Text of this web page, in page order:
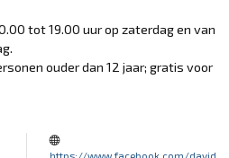
tot 19.00 uur op zaterdag en van
ouder dan 12 jaar; gratis voor
https://www.facebook.com/david...